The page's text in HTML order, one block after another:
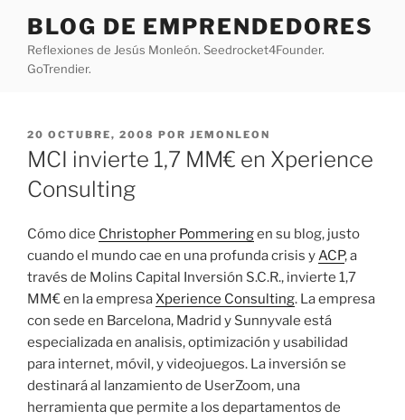
contenido
BLOG DE EMPRENDEDORES
Reflexiones de Jesús Monleón. Seedrocket4Founder.
GoTrendier.
PUBLICADO
EL
20 OCTUBRE, 2008 POR JEMONLEON
MCI invierte 1,7 MM€ en Xperience
Consulting
Cómo dice Christopher Pommeringen su blog, justo
cuando el mundo cae en una profunda crisis yACP, a
través de Molins Capital Inversión S.C.R., invierte 1,7
MM€ en la empresaXperience Consulting. La empresa
con sede en Barcelona, Madrid y Sunnyvale está
especializada en analisis, optimización y usabilidad
para internet, móvil, y videojuegos. La inversión se
destinará al lanzamiento de UserZoom, una
herramienta que permite a los departamentos de